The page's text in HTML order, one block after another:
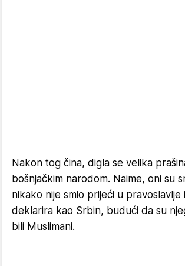
Nakon tog čina, digla se velika
bošnjačkim narodom. Naime, oni su
nikako nije smio prijeći u pravoslavlje
deklarira kao Srbin, budući da su
bili Muslimani.